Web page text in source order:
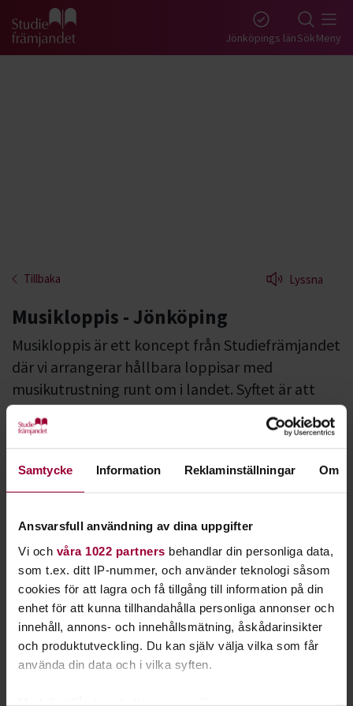
Samtycke Information Reklaminställningar Om
Ansvarsfull användning av dina uppgifter
Vi och våra 1022 partners behandlar din personliga data,
som t.ex. ditt IP-nummer, och använder teknologi såsom
cookies för att lagra och få tillgång till information på din
enhet för att kunna tillhandahålla personliga annonser och
innehåll, annons- och innehållsmätning, åskådarinsikter
och produktutveckling. Du kan själv välja vilka som får
använda din data och i vilka syften.
Gå till studiefrämjandets startsida Jönköpings länSökMeny
Tillbaka Lyssna
Musikloppis - Jönköping
Musikloppis är ett koncept från Studiefrämjandet
där vi arrangerar hållbara loppisar med
musikutrustning runt om i landet. Syftet är att
främja cirkulärt utbyte av begagnad
musikutrustning. Hållbarhet är en viktig del av
Studiefrämjandets arbete och genomsyrar hela
vår verksamhet.
På Musikloppis kan du köpa, sälja, byta eller bara mingla med
andra musikintresserade. Vi vill uppmuntra till att använda
utrustning så länge den håller och att laga det som kan
lagas, istället för att i första hand köpa nytt.
Vill du sälja musikprylar på